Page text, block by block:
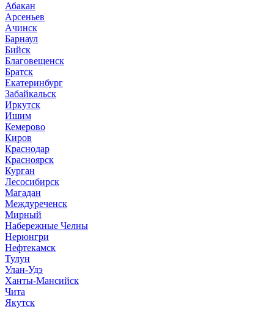
Абакан
Арсеньев
Ачинск
Барнаул
Бийск
Благовещенск
Братск
Екатеринбург
Забайкальск
Иркутск
Ишим
Кемерово
Киров
Краснодар
Красноярск
Курган
Лесосибирск
Магадан
Междуреченск
Мирный
Набережные Челны
Нерюнгри
Нефтекамск
Тулун
Улан-Удэ
Ханты-Мансийск
Чита
Якутск